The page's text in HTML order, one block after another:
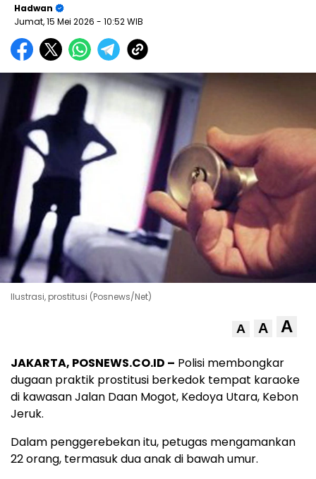
Hadwan
Jumat, 15 Mei 2026 - 10:52 WIB
Ilustrasi, prostitusi (Posnews/Net)
A A A
JAKARTA, POSNEWS.CO.ID – Polisi membongkar
dugaan praktik prostitusi berkedok tempat karaoke
di kawasan Jalan Daan Mogot, Kedoya Utara, Kebon
Jeruk.
Dalam penggerebekan itu, petugas mengamankan
22 orang, termasuk dua anak di bawah umur.